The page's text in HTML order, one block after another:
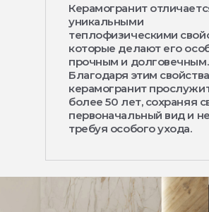
Керамогранит
уникальными
теплофизическими
которые делают его
прочным и долговечным.
Благодаря этим
керамогранит
более 50 лет, сохраняя
первоначальный вид и не
требуя особого ухода.